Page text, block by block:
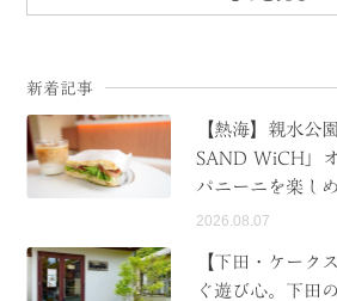
新着記事
【熱海】親水公
SAND WiCH」
パニーニを楽し
2026.08.07
【下田・ケーク
ぐ遊び心。下田